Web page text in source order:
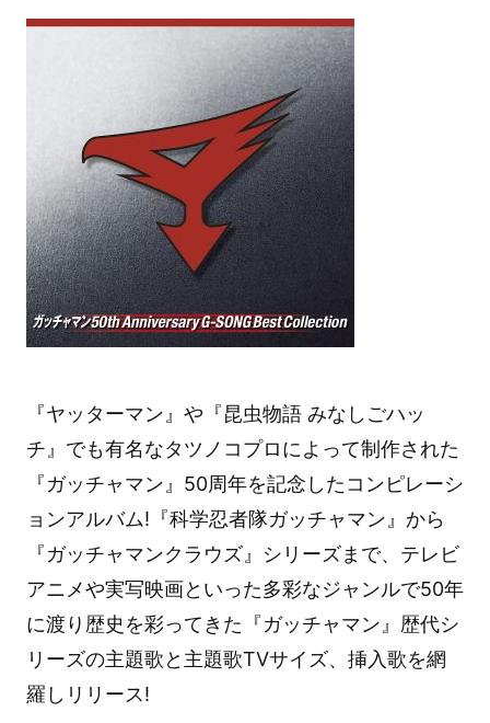
『ヤッターマン』や『昆虫物語 みなしごハッ
チ』でも有名なタツノコプロによって制作された
『ガッチャマン』50周年を記念したコンピレーシ
ョンアルバム!『科学忍者隊ガッチャマン』から
『ガッチャマンクラウズ』シリーズまで、テレビ
アニメや実写映画といった多彩なジャンルで50年
に渡り歴史を彩ってきた『ガッチャマン』歴代シ
リーズの主題歌と主題歌TVサイズ、挿入歌を網
羅しリリース!